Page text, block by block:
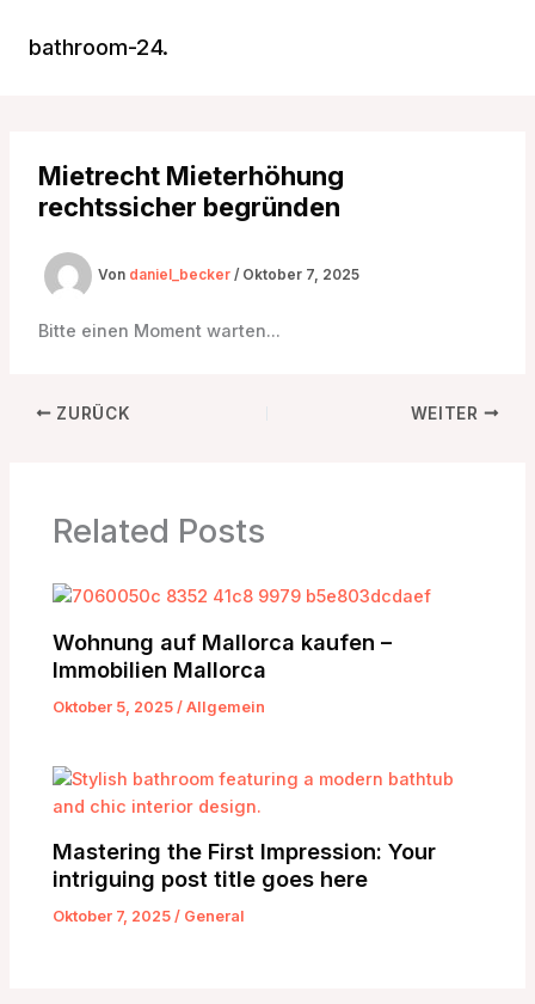
Inhaltbathroom-24.
Mietrecht Mieterhöhung
rechtssicher begründen
Von daniel_becker / Oktober 7, 2025
Bitte einen Moment warten…
ZURÜCK WEITER
Related Posts
Wohnung auf Mallorca kaufen –
Immobilien Mallorca
Oktober 5, 2025/Allgemein
Mastering the First Impression: Your
intriguing post title goes here
Oktober 7, 2025/ General